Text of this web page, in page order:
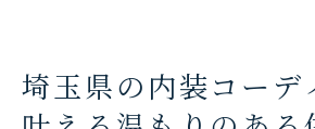
埼玉県の内装コーデ